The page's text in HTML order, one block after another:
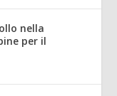
nella
per il